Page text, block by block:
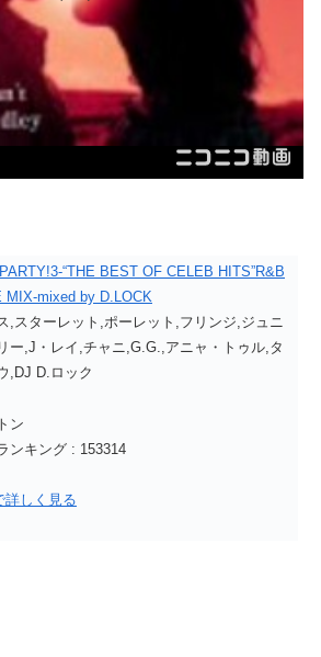
“THE BEST OF CELEB HITS”R&B
MIX-mixed by D.LOCK
,スターレット,ポーレット,フリンジ,ジュニ
ー,J・レイ,チャニ,G.G.,アニャ・トゥル,タ
,DJ D.ロック
ン
ンキング : 153314
詳しく見る